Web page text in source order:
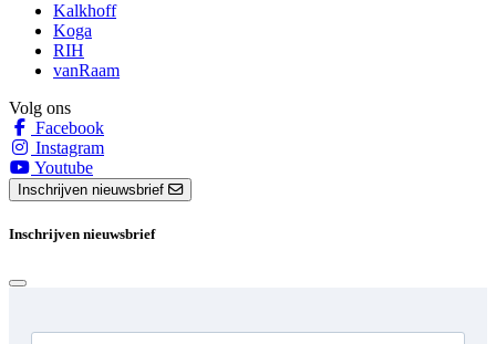
Kalkhoff
Koga
RIH
vanRaam
Volg ons
Facebook
Instagram
Youtube
Inschrijven nieuwsbrief
Inschrijven nieuwsbrief